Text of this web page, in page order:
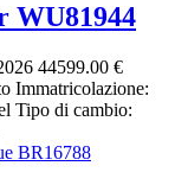
WU81944
44599.00 €
Immatricolazione:
Tipo di cambio: